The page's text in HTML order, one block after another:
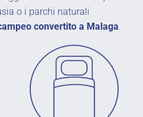
o i parchi naturali
convertito a Malaga.